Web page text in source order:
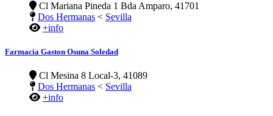
Cl Mariana Pineda 1 Bda Amparo, 41701
Dos Hermanas < Sevilla
+info
Farmacia Gaston Osuna Soledad
Cl Mesina 8 Local-3, 41089
Dos Hermanas < Sevilla
+info